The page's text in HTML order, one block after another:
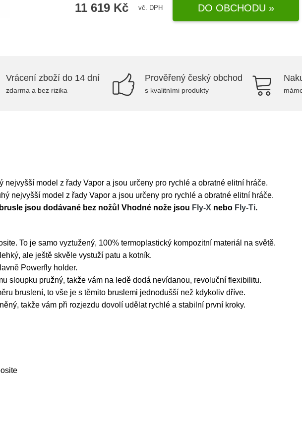
11 619 Kč vč. DPH DO OBCHODU »
Vrácení zboží do 14 dní
zdarma a bez rizika
Prověřený český obchod
s kvalitními produkty
nejvyšší model z řady Vapor a jsou určeny pro rychlé a obratné elitní hráče.
nejvyšší model z řady Vapor a jsou určeny pro rychlé a obratné elitní hráče.
jsou dodávané bez nožů! Vhodné nože jsou Fly-X nebo Fly-Ti.
To je samo vyztužený, 100% termoplastický kompozitní materiál na světě.
ale ještě skvěle vystuží patu a kotník.
Powerfly holder.
sloupku pružný, takže vám na ledě dodá nevídanou, revoluční flexibilitu.
bruslení, to vše je s těmito bruslemi jednodušší než kdykoliv dříve.
takže vám při rozjezdu dovolí udělat rychlé a stabilní první kroky.